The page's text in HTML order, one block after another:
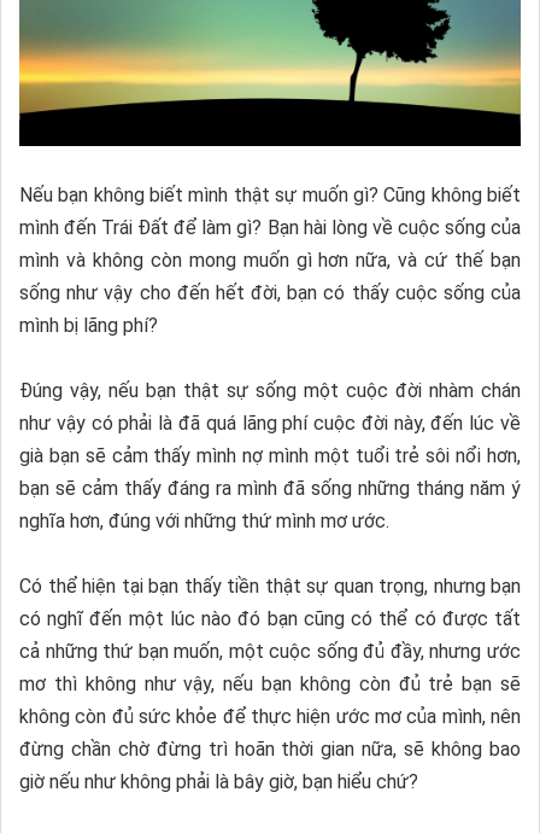
Nếu bạn không biết mình thật sự muốn gì? Cũng không biết
mình đến Trái Đất để làm gì? Bạn hài lòng về cuộc sống của
mình và không còn mong muốn gì hơn nữa, và cứ thế bạn
sống như vậy cho đến hết đời, bạn có thấy cuộc sống của
mình bị lãng phí?
Đúng vậy, nếu bạn thật sự sống một cuộc đời nhàm chán
như vậy có phải là đã quá lãng phí cuộc đời này, đến lúc về
già bạn sẽ cảm thấy mình nợ mình một tuổi trẻ sôi nổi hơn,
bạn sẽ cảm thấy đáng ra mình đã sống những tháng năm ý
nghĩa hơn, đúng với những thứ mình mơ ước.
Có thể hiện tại bạn thấy tiền thật sự quan trọng, nhưng bạn
có nghĩ đến một lúc nào đó bạn cũng có thể có được tất
cả những thứ bạn muốn, một cuộc sống đủ đầy, nhưng ước
mơ thì không như vậy, nếu bạn không còn đủ trẻ bạn sẽ
không còn đủ sức khỏe để thực hiện ước mơ của mình, nên
đừng chần chờ đừng trì hoãn thời gian nữa, sẽ không bao
giờ nếu như không phải là bây giờ, bạn hiểu chứ?